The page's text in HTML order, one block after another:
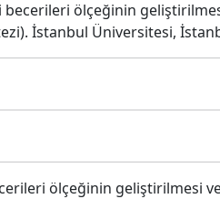
ölçeğinin
İstanbul Üniversitesi,
ölçeğinin geliştirilmesi